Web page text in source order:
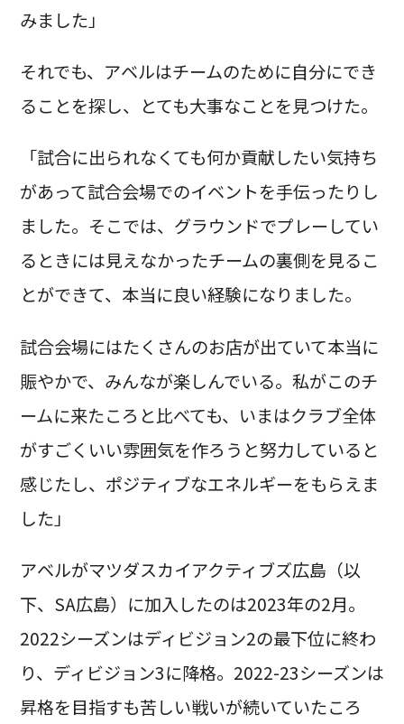
みました」
それでも、アベルはチームのために自分にでき
ることを探し、とても大事なことを見つけた。
「試合に出られなくても何か貢献したい気持ち
があって試合会場でのイベントを手伝ったりし
ました。そこでは、グラウンドでプレーしてい
るときには見えなかったチームの裏側を見るこ
とができて、本当に良い経験になりました。
試合会場にはたくさんのお店が出ていて本当に
賑やかで、みんなが楽しんでいる。私がこのチ
ームに来たころと比べても、いまはクラブ全体
がすごくいい雰囲気を作ろうと努力していると
感じたし、ポジティブなエネルギーをもらえま
した」
アベルがマツダスカイアクティブズ広島（以
下、SA広島）に加入したのは2023年の2月。
2022シーズンはディビジョン2の最下位に終わ
り、ディビジョン3に降格。2022-23シーズンは
昇格を目指すも苦しい戦いが続いていたころ